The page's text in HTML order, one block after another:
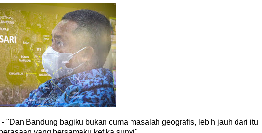
- "Dan Bandung bagiku bukan cuma masalah geografis, lebih jauh dari itu